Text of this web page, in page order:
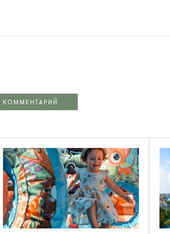
КОММЕНТАРИЙ